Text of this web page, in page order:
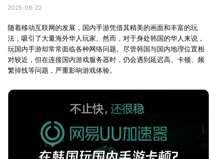
2025-08-22
随着移动互联网的发展，国内手游凭借其精美的画面和丰富的玩
法，吸引了大量海外华人玩家。然而，对于身处韩国的华人来说，
玩国内手游却常常面临各种网络问题。尽管韩国与国内地理位置相
对较近，但在连接国内游戏服务器时，仍会遇到延迟高、卡顿、频
繁掉线等问题，严重影响游戏体验。